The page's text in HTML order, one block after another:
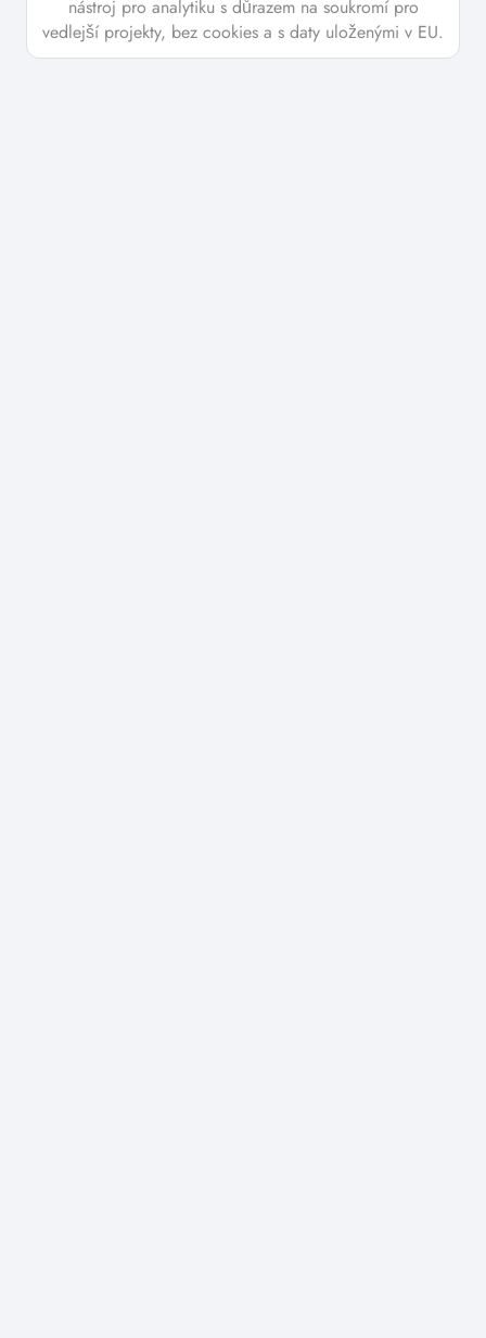
nástroj pro analytiku s důrazem na soukromí pro
vedlejší projekty, bez cookies a s daty uloženými v EU.